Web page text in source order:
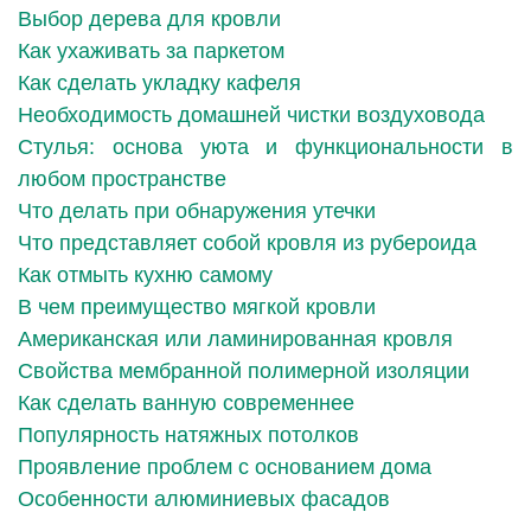
Выбор дерева для кровли
Как ухаживать за паркетом
Как сделать укладку кафеля
Необходимость домашней чистки воздуховода
Стулья: основа уюта и функциональности в
любом пространстве
Что делать при обнаружения утечки
Что представляет собой кровля из рубероида
Как отмыть кухню самому
В чем преимущество мягкой кровли
Американская или ламинированная кровля
Свойства мембранной полимерной изоляции
Как сделать ванную современнее
Популярность натяжных потолков
Проявление проблем с основанием дома
Особенности алюминиевых фасадов